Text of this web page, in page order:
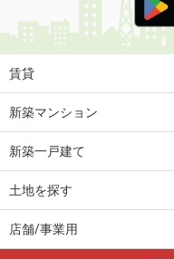
価 格
住 所
専有面積
大分県大分市大字迫
大分県大分市花江川
賃貸
新築マンション
新築一戸建て
土地を探す
店舗/事業用